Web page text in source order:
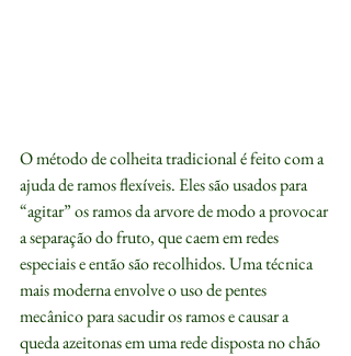
O método de colheita tradicional é feito com a
ajuda de ramos flexíveis. Eles são usados para
“agitar” os ramos da arvore de modo a provocar
a separação do fruto, que caem em redes
especiais e então são recolhidos. Uma técnica
mais moderna envolve o uso de pentes
mecânico para sacudir os ramos e causar a
queda azeitonas em uma rede disposta no chão